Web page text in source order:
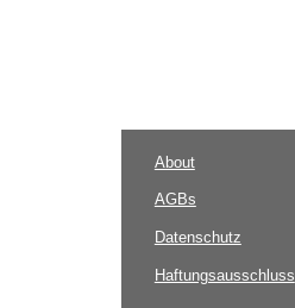
About
AGBs
Datenschutz
Haftungsausschluss